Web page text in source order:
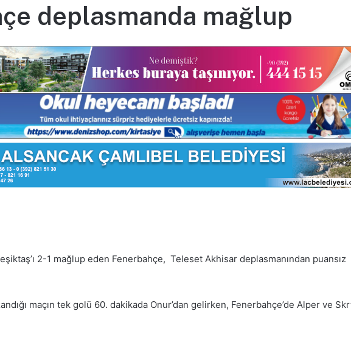
deplasmanda mağlup
2-1 mağlup eden Fenerbahçe, Teleset Akhisar deplasmanından puansız
maçın tek golü 60. dakikada Onur’dan gelirken, Fenerbahçe’de Alper ve